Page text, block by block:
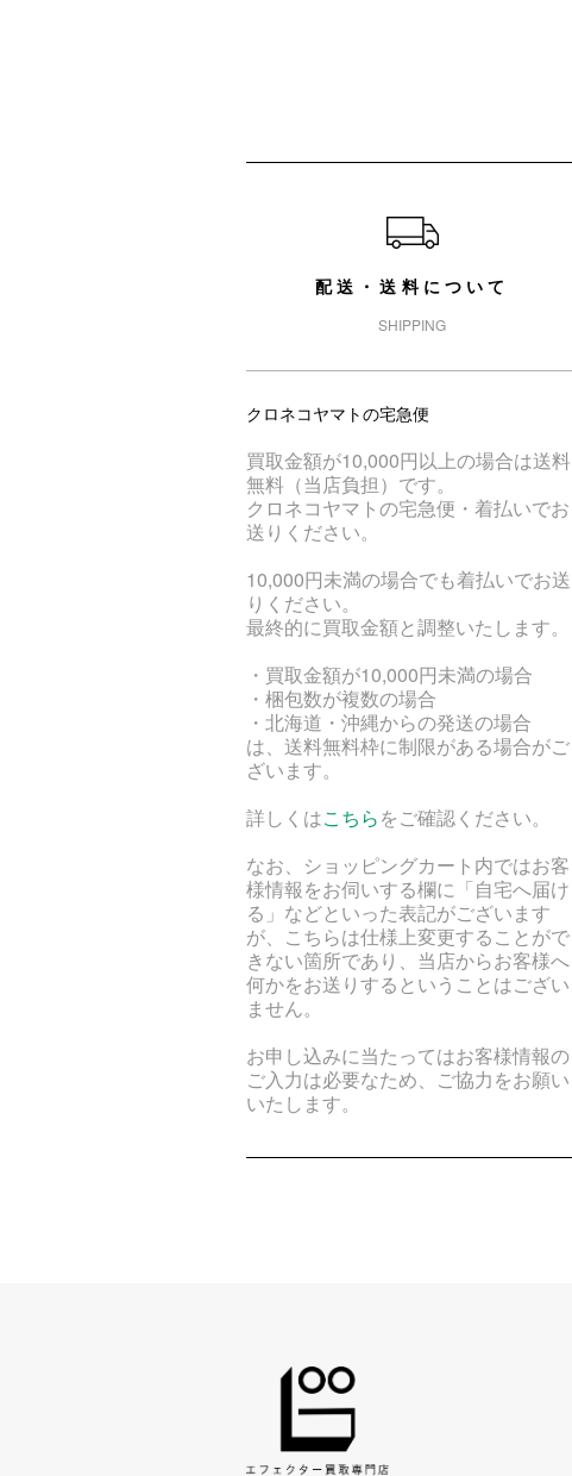
配送・送料について
SHIPPING
クロネコヤマトの宅急便
買取金額が10,000円以上の場合は送料
無料（当店負担）です。
クロネコヤマトの宅急便・着払いでお
送りください。
10,000円未満の場合でも着払いでお送
りください。
最終的に買取金額と調整いたします。
・買取金額が10,000円未満の場合
・梱包数が複数の場合
・北海道・沖縄からの発送の場合
は、送料無料枠に制限がある場合がご
ざいます。
詳しくはこちらをご確認ください。
なお、ショッピングカート内ではお客
様情報をお伺いする欄に「自宅へ届け
る」などといった表記がございます
が、こちらは仕様上変更することがで
きない箇所であり、当店からお客様へ
何かをお送りするということはござい
ません。
お申し込みに当たってはお客様情報の
ご入力は必要なため、ご協力をお願い
いたします。